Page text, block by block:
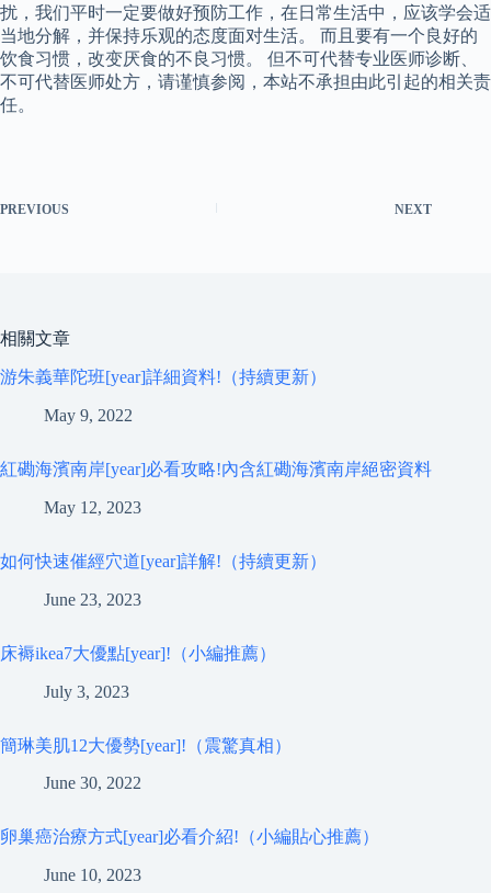
扰，我们平时一定要做好预防工作，在日常生活中，应该学会适
当地分解，并保持乐观的态度面对生活。 而且要有一个良好的
饮食习惯，改变厌食的不良习惯。 但不可代替专业医师诊断、
不可代替医师处方，请谨慎参阅，本站不承担由此引起的相关责
任。
PREVIOUS NEXT
相關文章
游朱義華陀班[year]詳細資料!（持續更新）
May 9, 2022
紅磡海濱南岸[year]必看攻略!內含紅磡海濱南岸絕密資料
May 12, 2023
如何快速催經穴道[year]詳解!（持續更新）
June 23, 2023
床褥ikea7大優點[year]!（小編推薦）
July 3, 2023
簡琳美肌12大優勢[year]!（震驚真相）
June 30, 2022
卵巢癌治療方式[year]必看介紹!（小編貼心推薦）
June 10, 2023